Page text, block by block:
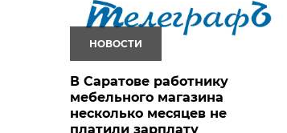
НОВОСТИ
В Саратове работнику
мебельного магазина
несколько месяцев не
платили зарплату